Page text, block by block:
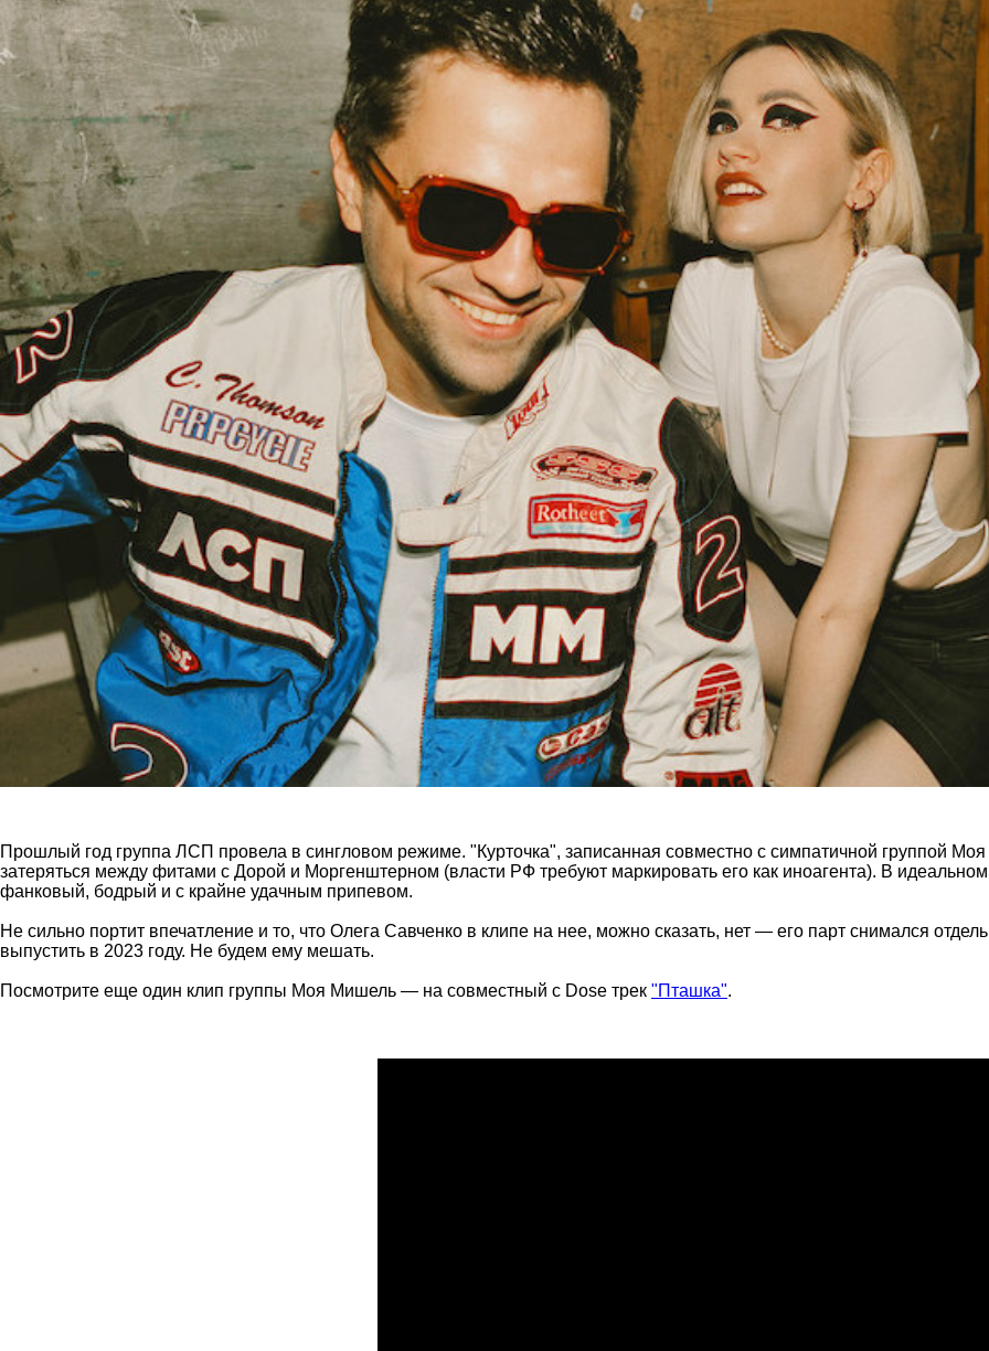
Прошлый год группа ЛСП провела в сингловом режиме. "Курточка", записанная совместно с симпатичной группой
затеряться между фитами с Дорой и Моргенштерном (власти РФ требуют маркировать его как иноагента). В
фанковый, бодрый и с крайне удачным припевом.
Не сильно портит впечатление и то, что Олега Савченко в клипе на нее, можно сказать, нет — его парт снимался
выпустить в 2023 году. Не будем ему мешать.
Посмотрите еще один клип группы Моя Мишель — на совместный с Dose трек "Пташка".